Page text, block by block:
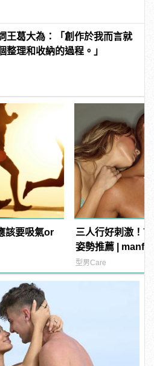
王葛大為：「創作於我而言就
整理和收納的過程。」
該要吸氣or
三人行好刺激！7
姿勢推薦 |
型男Care